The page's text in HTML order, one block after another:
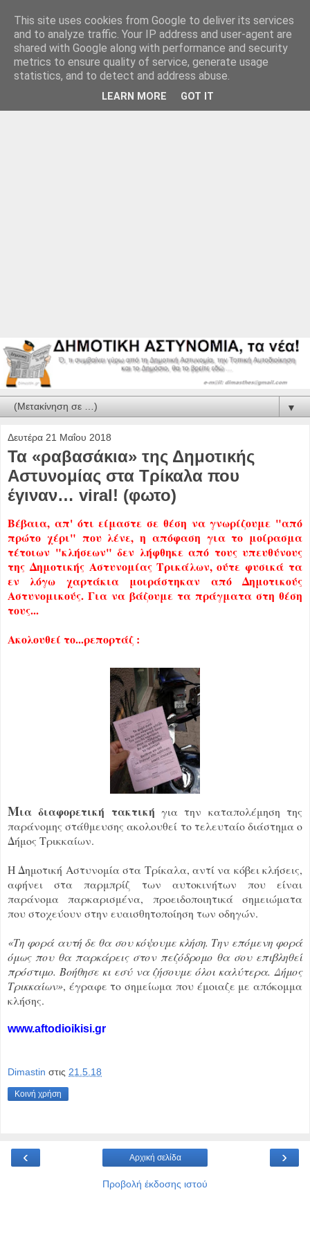
▼
Δευτέρα 21 Μαΐου 2018
Τα «ραβασάκια» της Δημοτικής
Αστυνομίας στα Τρίκαλα που
έγιναν… viral! (φωτο)
Βέβαια, απ' ότι είμαστε σε θέση να γνωρίζουμε "από
πρώτο χέρι" που λένε, η απόφαση για το μοίρασμα
τέτοιων "κλήσεων" δεν λήφθηκε από τους υπευθύνους
της Δημοτικής Αστυνομίας Τρικάλων, ούτε φυσικά τα
εν λόγω χαρτάκια μοιράστηκαν από Δημοτικούς
Αστυνομικούς. Για να βάζουμε τα πράγματα στη θέση
τους...
Ακολουθεί το...ρεπορτάζ :
Μια διαφορετική τακτική για την καταπολέμηση της
παράνομης στάθμευσης ακολουθεί το τελευταίο διάστημα ο
Δήμος Τρικκαίων.
Η Δημοτική Αστυνομία στα Τρίκαλα, αντί να κόβει κλήσεις,
αφήνει στα παρμπρίζ των αυτοκινήτων που είναι
παράνομα παρκαρισμένα, προειδοποιητικά σημειώματα
που στοχεύουν στην ευαισθητοποίηση των οδηγών.
«Τη φορά αυτή δε θα σου κόψουμε κλήση. Την επόμενη φορά
όμως που θα παρκάρεις στον πεζόδρομο θα σου επιβληθεί
πρόστιμο. Βοήθησε κι εσύ να ζήσουμε όλοι καλύτερα. Δήμος
Τρικκαίων», έγραφε το σημείωμα που έμοιαζε με απόκομμα
κλήσης.
www.aftodioikisi.gr
Dimastin στις 21.5.18
Κοινή χρήση
‹ ›
Αρχική σελίδα
Προβολή έκδοσης ιστού
This site uses cookies from Google to deliver its services
and to analyze traffic. Your IP address and user-agent are
shared with Google along with performance and security
metrics to ensure quality of service, generate usage
statistics, and to detect and address abuse.
LEARN MORE GOT IT